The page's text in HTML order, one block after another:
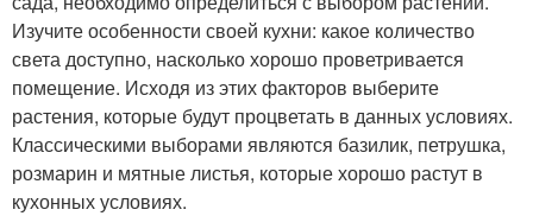
Изучите особенности своей кухни: какое количество
света доступно, насколько хорошо проветривается
помещение. Исходя из этих факторов выберите
растения, которые будут процветать в данных условиях.
Классическими выборами являются базилик, петрушка,
розмарин и мятные листья, которые хорошо растут в
кухонных условиях.